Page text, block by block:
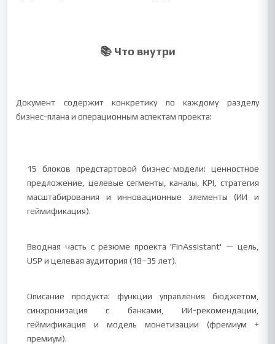
📚 Что внутри
Документ содержит конкретику по каждому разделу
бизнес-плана и операционным аспектам проекта:
15 блоков предстартовой бизнес-модели: ценностное
предложение, целевые сегменты, каналы, KPI, стратегия
масштабирования и инновационные элементы (ИИ и
геймификация).
Вводная часть с резюме проекта 'FinAssistant' — цель,
USP и целевая аудитория (18–35 лет).
Описание продукта: функции управления бюджетом,
синхронизация с банками, ИИ-рекомендации,
геймификация и модель монетизации (фремиум +
премиум).